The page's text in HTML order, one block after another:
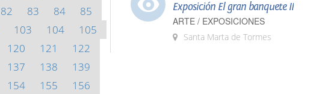
82 83 84
85
103 104
105
120 121
122
137 138
139
154 155
156
Exposición El gran banquete II
ARTE / EXPOSICIONES
Santa Marta de Tormes